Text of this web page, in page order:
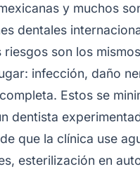
y muchos
dentales
riesgos son los
infección, daño
Estos se
dentista
que la clínica use
esterilización en